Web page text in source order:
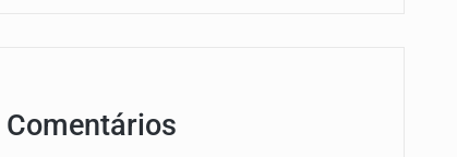
Comentários